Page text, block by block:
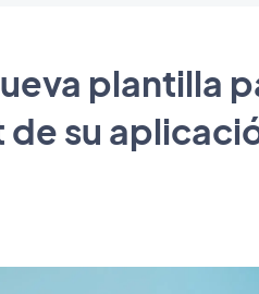
plantilla
su